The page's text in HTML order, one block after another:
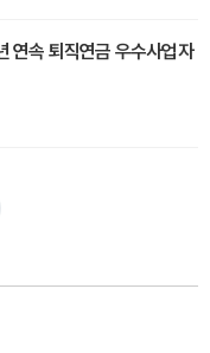
연속 퇴직연금 우수사업자